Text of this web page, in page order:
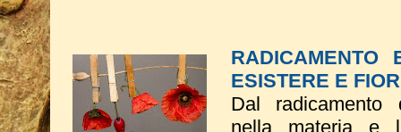
ESISTERE E
Dal radicamento
nella materia e